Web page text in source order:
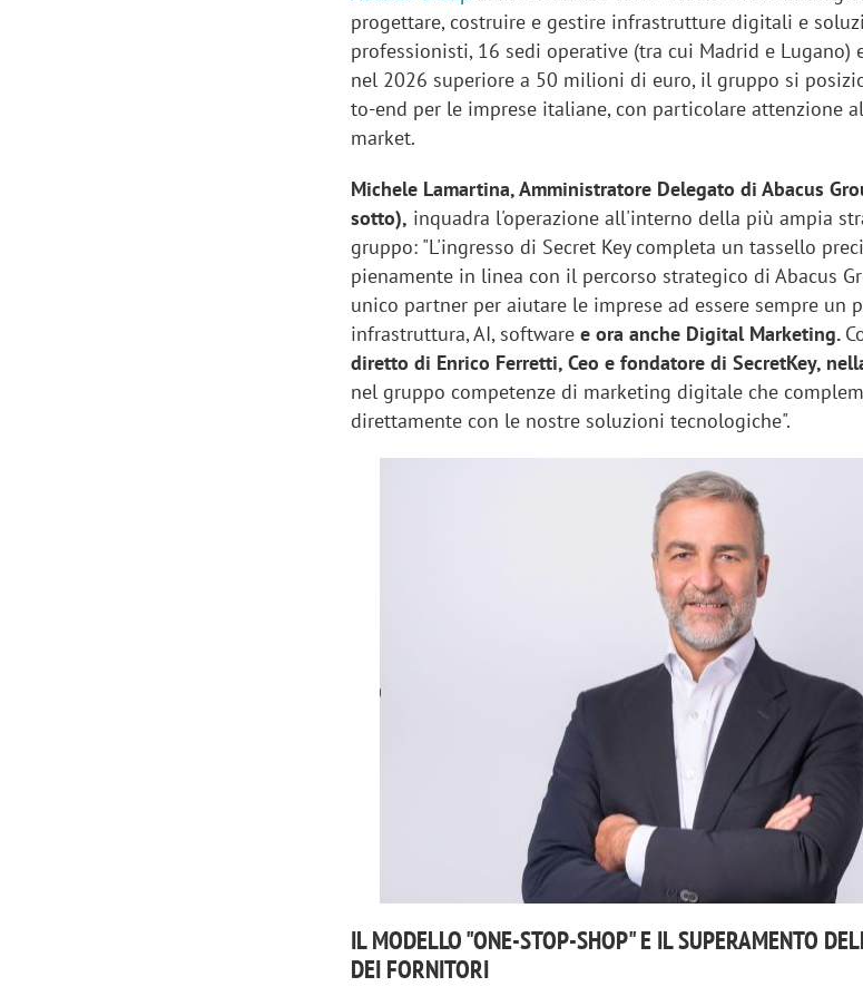
progettare, costruire e gestire infrastrutture digitali e
professionisti, 16 sedi operative (tra cui Madrid e Lugano)
nel 2026 superiore a 50 milioni di euro, il gruppo si
to-end per le imprese italiane, con particolare attenzione
market.
Michele Lamartina, Amministratore Delegato di Abacus
sotto), inquadra l'operazione all'interno della più ampia
gruppo: "L'ingresso di Secret Key completa un tassello
pienamente in linea con il percorso strategico di Abacus
unico partner per aiutare le imprese ad essere sempre un
infrastruttura, AI, softwaree ora anche Digital Marketing.
diretto di Enrico Ferretti, Ceo e fondatore di SecretKey,
nel gruppo competenze di marketing digitale che
direttamente con le nostre soluzioni tecnologiche".
IL MODELLO "ONE-STOP-SHOP" E IL SUPERAMENTO
DEI FORNITORI